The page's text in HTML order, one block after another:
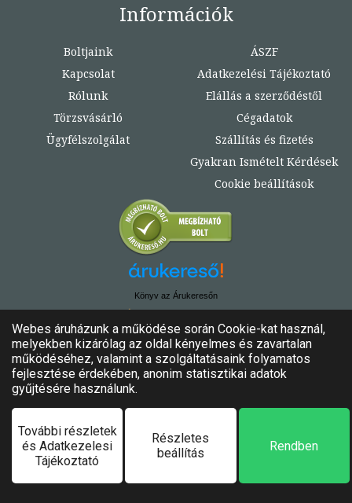
Információk
Boltjaink
Kapcsolat
Rólunk
Törzsvásárló
Ügyfélszolgálat
ÁSZF
Adatkezelési Tájékoztató
Elállás a szerződéstől
Cégadatok
Szállítás és fizetés
Gyakran Ismételt Kérdések
Cookie beállítások
Könyv az Árukeresőn
Minden jog fenntartva!
Felhasználási feltételek